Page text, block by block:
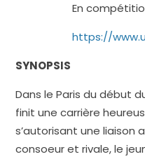
En
https://
SYNOPSIS
Dans le Paris du début
finit une carrière
s’autorisant une liaison
consoeur et rivale, le